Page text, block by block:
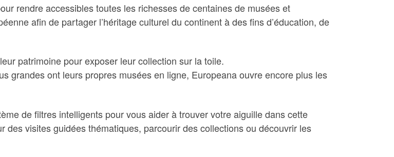
rendre accessibles toutes les richesses de centaines de musées et
afin de partager l’héritage culturel du continent à des fins d’éducation, de
patrimoine pour exposer leur collection sur la toile.
grandes ont leurs propres musées en ligne, Europeana ouvre encore plus les
de filtres intelligents pour vous aider à trouver votre aiguille dans cette
visites guidées thématiques, parcourir des collections ou découvrir les